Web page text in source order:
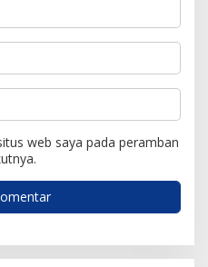
web saya pada peramban